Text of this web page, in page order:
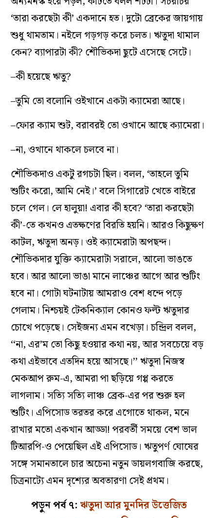
‘তারা করছেটা কী’ একদানে হত। দুটো ব্রেকের জায়গায়
শুধু থামতাম। নইলে গড়গড় করে চলত। ঋতুদা থামাল
কেন? ব‌্যাপারটা কী? শৌভিকদা ছুটে এসেছে সেটে।
–কী হয়েছে ঋতু?
–তুমি তো বলোনি ওইখানে একটা ক‌্যামেরা আছে।
–ফোর ক‌্যাম শুট, বরাবরই তো ওখানে আছে ক‌্যামেরা।
–না, ওখানে থাকলে চলবে না।
শৌভিকদাও একটু রগচটা ছিল। বলল, ‘তাহলে তুমি
শুটিং করো, আমি নেই।’ বলে সিগারেট খেতে বাইরে
চলে গেল। লে হালুয়া! এবার কী হবে? ‘তারা করছেটা
কী’-তে কখনও এতক্ষণের বিরতি হয়নি। আরও কিছুক্ষণ
কাটল, ঋতুদা অনড়। ওই ক‌্যামেরাটা অপছন্দ।
শৌভিকদার যুক্তি ক‌্যামেরাটা সরালে, আলো ভাঙতে
হবে। আর আলো ভাঙা মানে লাঞ্চের আগে আর শুটিং
হবে না। গোটা ঘটনাটায় আমরাও বেশ ধন্দে পড়ে
গেলাম। নিশ্চয়ই টেকনিক‌্যাল কোনও ফল্ট ঋতুদার
চোখে পড়েছে। সেইজন‌্য এমন বখেড়া। চন্দ্রিল বলল,
‘‘না, এর’ম তো কিছু হওয়ার কথা নয়, আর সবচেয়ে বড়
কথা এইভাবে এতদিন হয়ে আসছে।’’ ঋতুদা নিজস্ব
মেকআপ রুম-এ, আমরা পা ছড়িয়ে গপ্প করতে
লাগলাম। সত‌্যি সত‌্যি লাঞ্চ ব্রেক-এর পর শুরু হল
শুটিং। এপিসোড তরতর করে এগোতে থাকল, মনে
রাখার মতো একখান আড্ডা! পরবর্তী সময়ে বেশ ভাল
টিআরপি-ও পেয়েছিল এই এপিসোড। ঋতুপর্ণ ঘোষের
সঙ্গে সমানতালে চার অচেনা নতুন ডায়লগবাজি করছে,
চিত্রনাট‌্যে এমন দৃশ‌্যের অবতারণা সেই প্রথম।
পড়ুন পর্ব ৭: ঋতুদা আর মুনদির উত্তেজিত